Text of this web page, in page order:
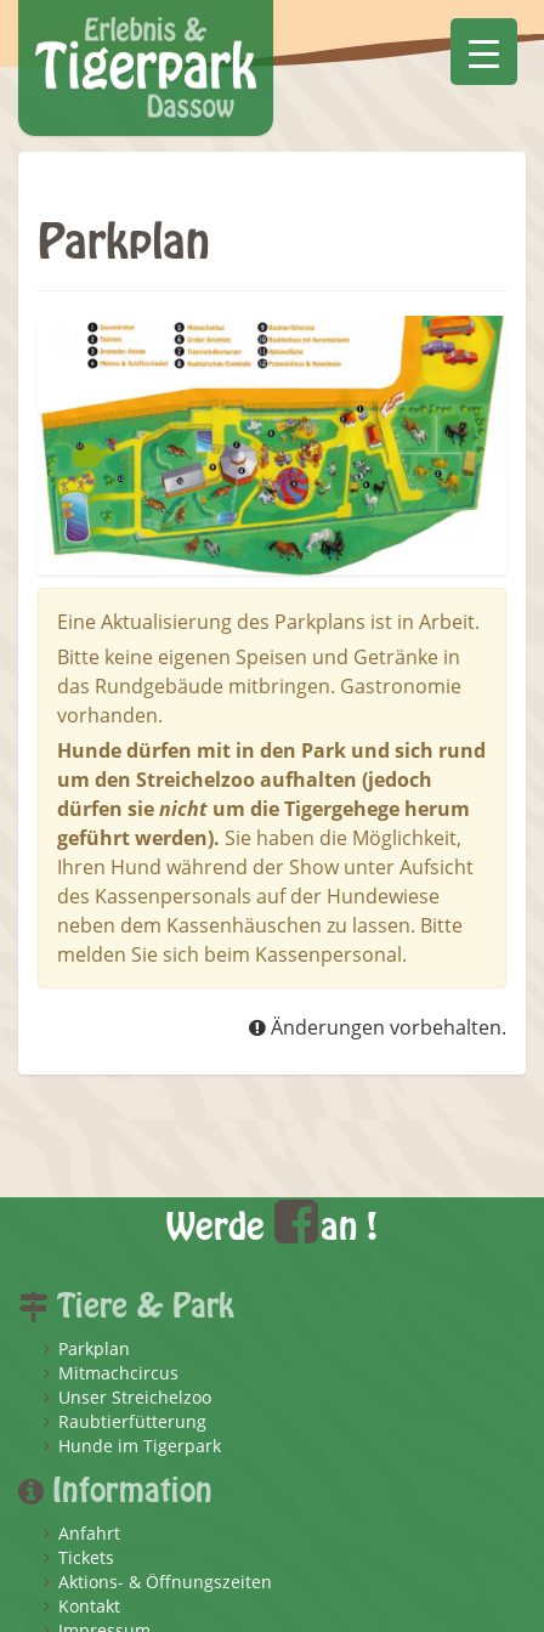
Parkplan
Eine Aktualisierung des Parkplans ist in Arbeit.
Bitte keine eigenen Speisen und Getränke in
das Rundgebäude mitbringen. Gastronomie
vorhanden.
Hunde dürfen mit in den Park und sich rund
um den Streichelzoo aufhalten (jedoch
dürfen sienicht um die Tigergehege herum
geführt werden). Sie haben die Möglichkeit,
Ihren Hund während der Show unter Aufsicht
des Kassenpersonals auf der Hundewiese
neben dem Kassenhäuschen zu lassen. Bitte
melden Sie sich beim Kassenpersonal.
Änderungen vorbehalten.
Werde an !
Tiere & Park
Parkplan
Mitmachcircus
Unser Streichelzoo
Raubtierfütterung
Hunde im Tigerpark
Information
Anfahrt
Tickets
Aktions- & Öffnungszeiten
Kontakt